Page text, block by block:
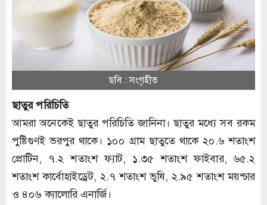
ছবি : সংগৃহীত
ছাতুর পরিচিতি
আমরা অনেকেই ছাতুর পরিচিতি জানিনা। ছাতুর মধ্যে সব রকম
পুষ্টিগুণই ভরপুর থাকে। ১০০ গ্রাম ছাতুতে থাকে ২০.৬ শতাংশ
প্রোটিন, ৭.২ শতাংশ ফ্যাট, ১.৩৫ শতাংশ ফাইবার, ৬৫.২
শতাংশ কার্বোহাইড্রেট, ২.৭ শতাংশ ভুষি, ২.৯৫ শতাংশ ময়শ্চার
ও ৪০৬ ক্যালোরি এনার্জি।